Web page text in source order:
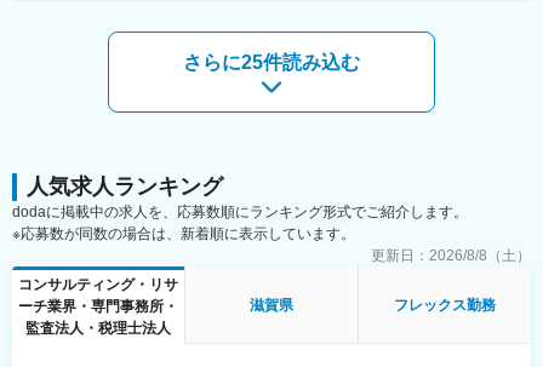
・オンライン完結の業務設計のため、フルリモートが実現
（4） 働きやすい環境
・フルリモート／フルフレックス
・残業月平均10時間程度
■就業環境：
・フルリモート勤務（半年に1回出社あり※任意）
・Slack／Zoomを活用したコミュニケーション
■当社について：
当社は2007年設立以降、「森林事業」と「環境エネルギー事業」
の2軸で事業を展開しています。森林資源の活用だけでなく、再生
可能エネルギーの普及を通じて、環境価値と経済価値の両立を実
・ブランディング・セミナー・広報などあらゆる手法を駆使して
伴走するため、コンサルティングの立場で企業課題に貢献できま
■社風について：
週に一度、上司との面談（1on1）を実施しており、フィードバッ
クや業務に関する相談がしやすいです。
■評価制度：
半期ごとに年二回振り返りを実施しています。市場価値ベースの
評価制度を設けており、ご経験次第で新卒入社2,3年目で事業部長
やマネジャーとして活躍する社員や、ご自身のアイデアを元に新
規事業を立ち上げ責任者として活躍する社員もいます。
さらに25件読み込む
人気求人ランキング
dodaに掲載中の求人を、応募数順にランキング形式でご紹介します。
※応募数が同数の場合は、新着順に表示しています。
更新日： 2026/8/8（土）
コンサルティング・リサ
ーチ業界・専門事務所・
監査法人・税理士法人
滋賀県 フレックス勤務